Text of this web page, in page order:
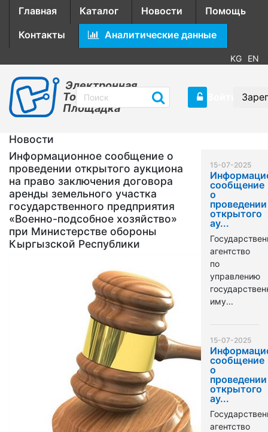
Главная Каталог Новости
Помощь
Контакты
Аналитические данные
KG EN
Электронная
Торговая
Площадка
Новости
Информационное сообщение о
проведении открытого аукциона
на право заключения договора
аренды земельного участка
государственного предприятия
«Военно-подсобное хозяйство»
при Министерстве обороны
Кыргызской Республики
15-07-2025
сообщение
о
проведении
открытого
ау...
агентство
по
управлению
иму...
15-07-2025
сообщение
о
проведении
открытого
ау...
агентство